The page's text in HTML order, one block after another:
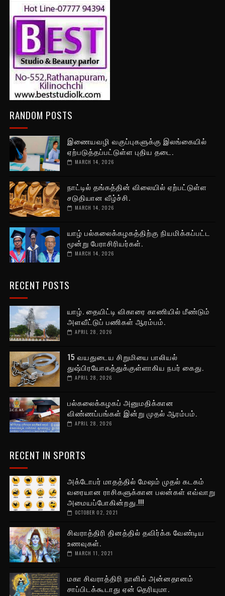
RANDOM POSTS
இணையவழி வகுப்புகளுக்கு இலங்கையில்
ஏற்படுத்தப்பட்டுள்ள புதிய தடை.
MARCH 14, 2026
நாட்டில் தங்கத்தின் விலையில் ஏற்பட்டுள்ள
சடுதியான வீழ்ச்சி.
MARCH 14, 2026
யாழ் பல்கலைக்கழகத்திற்கு நியமிக்கப்பட்ட
மூன்று பேராசிரியர்கள்.
MARCH 14, 2026
RECENT POSTS
யாழ். தையிட்டி விகாரை காணியில் மீண்டும்
அளவீட்டுப் பணிகள் ஆரம்பம்.
APRIL 28, 2026
15 வயதுடைய சிறுமியை பாலியல்
துஷ்பிரயோகத்துக்குள்ளாகிய நபர் கைது.
APRIL 28, 2026
பல்கலைக்கழகப் அனுமதிக்கான
விண்ணப்பங்கள் இன்று முதல் ஆரம்பம்.
APRIL 28, 2026
RECENT IN SPORTS
அக்டோபர் மாதத்தில் மேஷம் முதல் கடகம்
வரையான ராசிகளுக்கான பலன்கள் எவ்வாறு
அமையப்போகின்றது.!!!
OCTOBER 02, 2021
சிவராத்திரி தினத்தில் தவிர்க்க வேண்டிய
உணவுகள்.
MARCH 11, 2021
மகா சிவராத்திரி நாளில் அன்னதானம்
சாப்பிடக்கூடாது ஏன் தெரியுமா.